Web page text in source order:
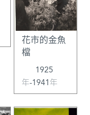
花市的金魚
檔
1925
年-1941年